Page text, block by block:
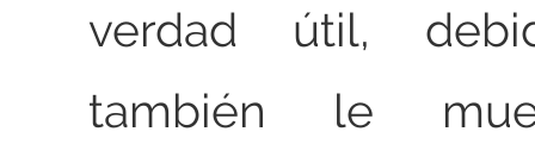
verdad útil,
también le